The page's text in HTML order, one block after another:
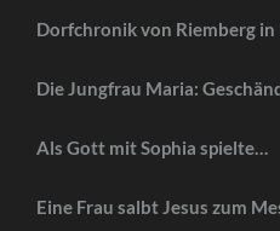
Dorfchronik von Riemberg in
Die Jungfrau Maria:
Als Gott mit Sophia spielte…
Eine Frau salbt Jesus zum